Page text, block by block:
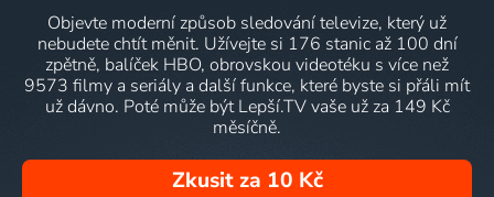
Objevte moderní způsob sledování televize, který už
nebudete chtít měnit. Užívejte si 176 stanic až 100 dní
zpětně, balíček HBO, obrovskou videotéku s více než
9573 filmy a seriály a další funkce, které byste si přáli mít
už dávno. Poté může být Lepší.TV vaše už za 149 Kč
měsíčně.
Zkusit za 10 Kč